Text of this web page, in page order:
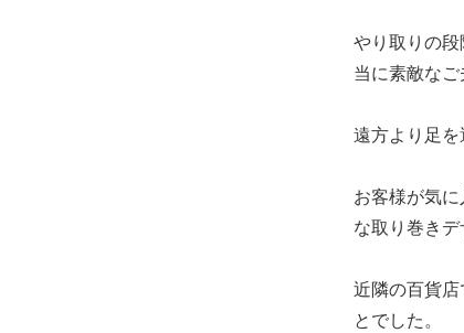
やり取りの
当に素敵なご
遠方より足
お客様が気
な取り巻きデ
近隣の百貨
とでした。